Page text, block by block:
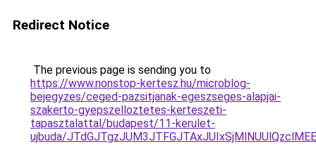
Redirect Notice
The previous page is sending you to
https://www.nonstop-kertesz.hu/microblog-
bejegyzes/ceged-pazsitjanak-egeszseges-alapjai-
szakerto-gyepszelloztetes-kerteszeti-
tapasztalattal/budapest/11-kerulet-
ujbuda/